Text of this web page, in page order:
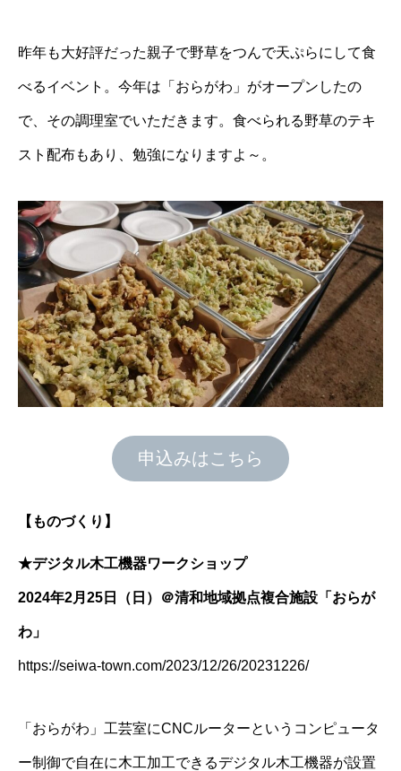
昨年も大好評だった親子で野草をつんで天ぷらにして食
べるイベント。今年は「おらがわ」がオープンしたの
で、その調理室でいただきます。食べられる野草のテキ
スト配布もあり、勉強になりますよ～。
申込みはこちら
【ものづくり】
★デジタル木工機器ワークショップ
2024年2月25日（日）＠清和地域拠点複合施設「おらが
わ」
https://seiwa-town.com/2023/12/26/20231226/
「おらがわ」工芸室にCNCルーターというコンピュータ
ー制御で自在に木工加工できるデジタル木工機器が設置